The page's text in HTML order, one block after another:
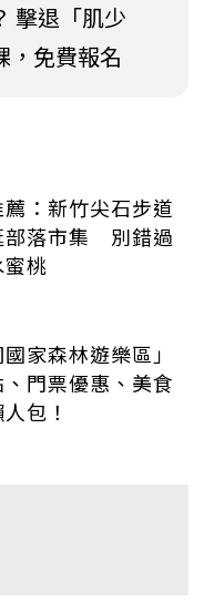
擊退「肌少
，免費報名
：新竹尖石步道
部落市集 別錯過
桃
家森林遊樂區」
、門票優惠、美食
包！